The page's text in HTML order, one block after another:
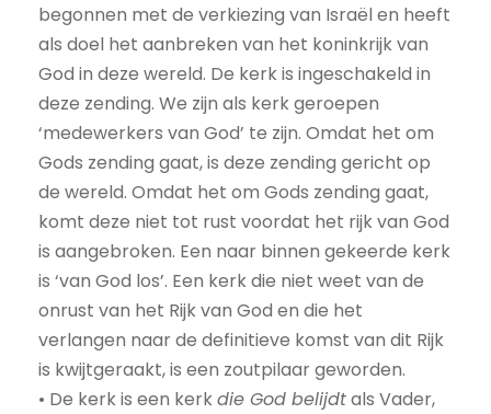
begonnen met de verkiezing van Israël en heeft
als doel het aanbreken van het koninkrijk van
God in deze wereld. De kerk is ingeschakeld in
deze zending. We zijn als kerk geroepen
‘medewerkers van God’ te zijn. Omdat het om
Gods zending gaat, is deze zending gericht op
de wereld. Omdat het om Gods zending gaat,
komt deze niet tot rust voordat het rijk van God
is aangebroken. Een naar binnen gekeerde kerk
is ‘van God los’. Een kerk die niet weet van de
onrust van het Rijk van God en die het
verlangen naar de definitieve komst van dit Rijk
is kwijtgeraakt, is een zoutpilaar geworden.
• De kerk is een kerkdie God belijdtals Vader,